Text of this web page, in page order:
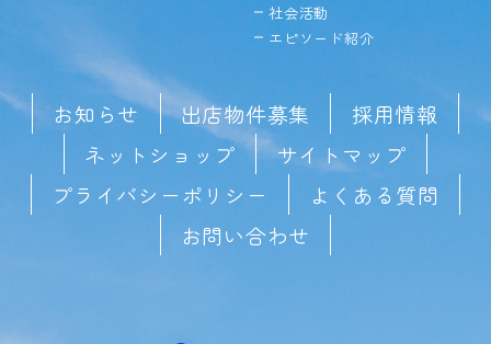
社会活動
エピソード紹介
お知らせ 出店物件募集
採用情報
ネットショップ
サイトマップ
プライバシーポリシー
よくある質問
お問い合わせ